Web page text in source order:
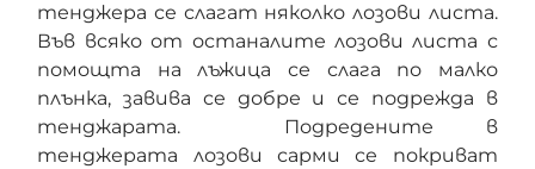
тенджера се слагат няколко лозови листа.
Във всяко от останалите лозови листа с
помощта на лъжица се слага по малко
плънка, завива се добре и се подрежда в
тенджарата. Подредените в
тенджерата лозови сарми се покриват